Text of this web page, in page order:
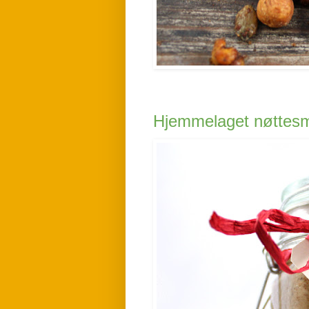
Hjemmelaget